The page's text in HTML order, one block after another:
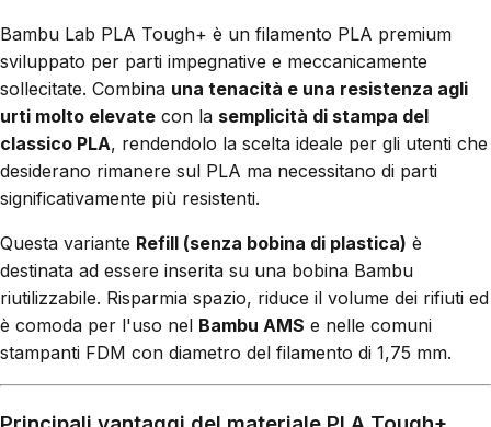
Bambu Lab PLA Tough+ è un filamento PLA premium
sviluppato per parti impegnative e meccanicamente
sollecitate. Combina una tenacità e una resistenza agli
urti molto elevate con la semplicità di stampa del
classico PLA, rendendolo la scelta ideale per gli utenti che
desiderano rimanere sul PLA ma necessitano di parti
significativamente più resistenti.
Questa variante Refill (senza bobina di plastica) è
destinata ad essere inserita su una bobina Bambu
riutilizzabile. Risparmia spazio, riduce il volume dei rifiuti ed
è comoda per l'uso nel Bambu AMS e nelle comuni
stampanti FDM con diametro del filamento di 1,75 mm.